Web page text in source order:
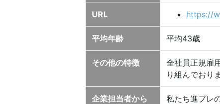
URL https://
平均年齢 平均43歳
その他の特徴
全社員正規雇
り組んでおり
企業担当者から
私たち進プレ